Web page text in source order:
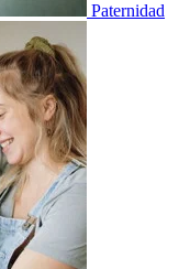
Paternidad